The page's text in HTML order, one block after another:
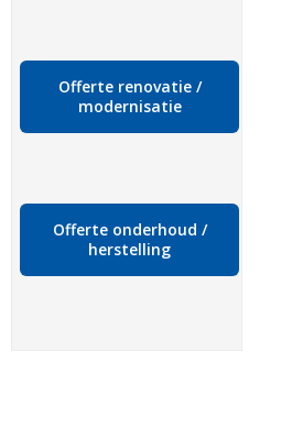
Offerte renovatie /
modernisatie
Offerte onderhoud /
herstelling